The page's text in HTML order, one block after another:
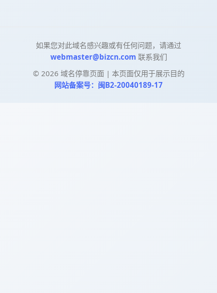
如果您对此域名感兴趣或有任何问题，请通过
webmaster@bizcn.com 联系我们
© 2026 域名停靠页面 | 本页面仅用于展示目的
网站备案号：闽B2-20040189-17